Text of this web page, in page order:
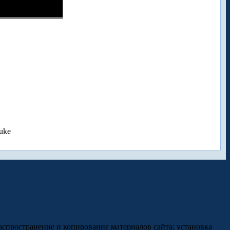
и копирование материалов сайта; установка